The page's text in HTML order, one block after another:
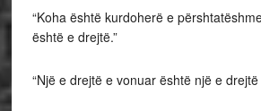
“Koha është kurdoherë e
është e drejtë.”
“Një e drejtë e vonuar është një e drejtë